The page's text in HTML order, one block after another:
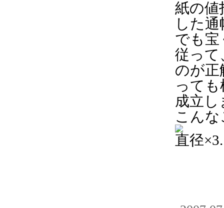
紙の値
した
でも宝
従って
のが正
って
成立
こん
直径